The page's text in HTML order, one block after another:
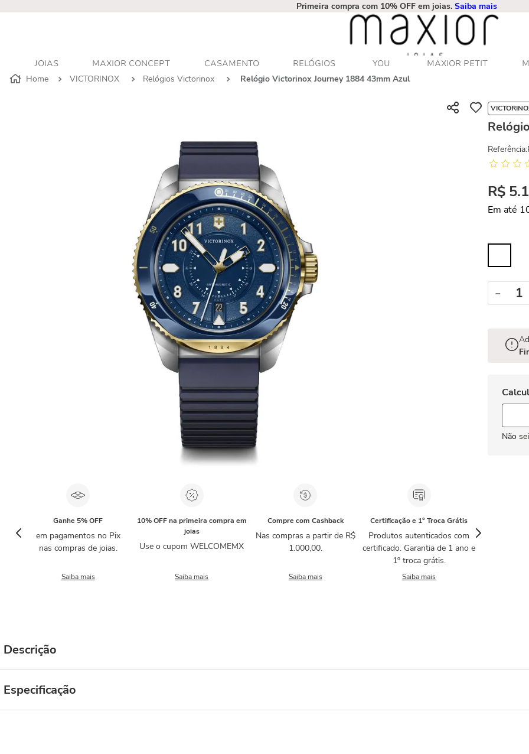
Primeira compra com 10% OFF em joias. Saiba mais
JOIAS MAXIOR CONCEPT CASAMENTO RELÓGIOS YOU MAXIOR PETIT
VICTORINOX
Relógios Victorinox Relógio Victorinox Journey 1884 43mm Azul
Ganhe 5% OFF
em pagamentos no Pix
nas compras de joias.
Saiba mais
10% OFF na primeira compra em
joias
Use o cupom WELCOMEMX
Saiba mais
Compre com Cashback
Nas compras a partir de R$
1.000,00.
Saiba mais
Certificação e 1° Troca Grátis
Produtos autenticados com
certificado. Garantia de 1 ano e
1º troca grátis.
Saiba mais
Referência:
R$ 5.
Em até
－
Não
Descrição
Especificação